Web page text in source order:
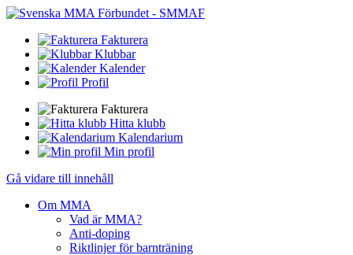
Fakturera
Klubbar
Kalender
Profil
Fakturera
Hitta klubb
Kalendarium
Min profil
Gå vidare till innehåll
Om MMA
Vad är MMA?
Anti-doping
Riktlinjer för barnträning